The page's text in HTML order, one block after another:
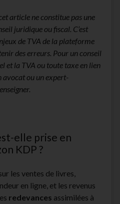
article ne constitue pas une
juridique ou fiscal. C’est
de TVA de la plateforme
des erreurs. Pour un conseil
et la TVA ou toute taxe en lien
avocat ou un expert-
elle prise en
KDP ?
les ventes de livres,
en ligne, et les revenus
redevances assimilées à